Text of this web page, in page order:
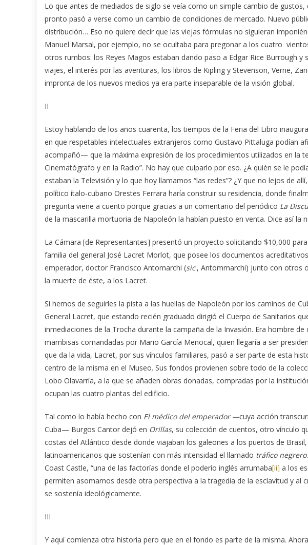
Lo que antes de mediados de siglo se veía como un simple cambio de
pronto pasó a verse como un cambio de condiciones de mercado. Nuevo
distribución… Eso no quiere decir que las viejas fórmulas no siguieran
Manuel Marsal, por ejemplo, no se ocultaba para pregonar a los cuatro
otros rumbos: los Reyes Magos estaban dando paso a Edgar Rice Burrough y
viajes, el interés por las aventuras, los libros de Kipling y Stevenson, Verne,
impronta de los nuevos medios ya era parte inseparable de la visión global.
II
Estoy hablando de los años cuarenta, los tiempos de la Feria del Libro
en que respetables intelectuales extranjeros como Gustavo Pittaluga podían
acompañó— que la máxima expresión de los procedimientos utilizados en la
Cinematógrafo y en la Radio”. No hay que culparlo por eso. ¿A quién se le
estaban la Televisión y lo que hoy llamamos “las redes”? ¿Y que no lejos de
político ítalo-cubano Orestes Ferrara haría construir su residencia, donde
pregunta viene a cuento porque gracias a un comentario del periódico La
de la mascarilla mortuoria de Napoleón la habían puesto en venta. Dice así la
La Cámara [de Representantes] presentó un proyecto solicitando $10,000
familia del general José Lacret Morlot, que posee los documentos
emperador, doctor Francisco Antomarchi (sic., Antommarchi) junto con otros
la muerte de éste, a los Lacret.
Si hemos de seguirles la pista a las huellas de Napoleón por los caminos de
General Lacret, que estando recién graduado dirigió el Cuerpo de Sanitarios
inmediaciones de la Trocha durante la campaña de la Invasión. Era hombre
mambisas comandadas por Mario García Menocal, quien llegaría a ser
que da la vida, Lacret, por sus vínculos familiares, pasó a ser parte de esta
centro de la misma en el Museo. Sus fondos provienen sobre todo de la
Lobo Olavarría, a la que se añaden obras donadas, compradas por la
ocupan las cuatro plantas del edificio.
Tal como lo había hecho con El médico del emperador —cuya acción
Cuba— Burgos Cantor dejó en Orillas, su colección de cuentos, otro vínculo
costas del Atlántico desde donde viajaban los galeones a los puertos de
latinoamericanos que sostenían con más intensidad el llamado tráfico negrero
Coast Castle, “una de las factorías donde el poderío inglés arrumaba[ii] a los
permiten asomarnos desde otra perspectiva a la tragedia de la esclavitud y al
se sostenía ideológicamente.
III
Y aquí comienza otra historia pero que en el fondo es parte de la misma.